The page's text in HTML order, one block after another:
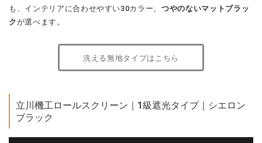
も、インテリアに合わせやすい30カラー。 つやのないマットブラッ
クが選べます。
洗える無地タイプはこちら
立川機工ロールスクリーン｜1級遮光タイプ｜シエロン
ブラック